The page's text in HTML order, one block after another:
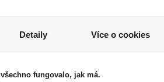
725 744 315
Detaily Více o cookies
fungovalo, jak má.